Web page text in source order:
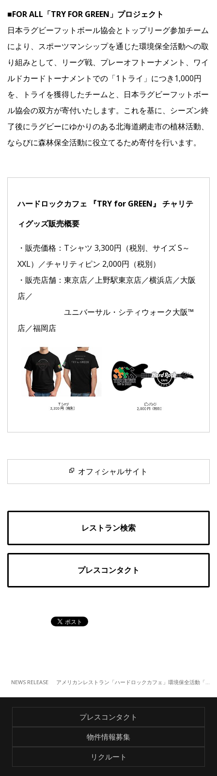
■FOR ALL「TRY FOR GREEN」プロジェクト
日本ラグビーフットボール協会とトップリーグ参加チーム
により、スポーツマンシップを通じた環境保全活動への取
り組みとして、リーグ戦、プレーオフトーナメント、ワイ
ルドカードトーナメントでの「1トライ」につき1,000円
を、トライを獲得したチームと、日本ラグビーフットボー
ル協会の双方が寄付いたします。これを基に、シーズン終
了後にラグビーにゆかりのある北海道網走市の植林活動、
ならびに森林保全活動に役立てるため寄付を行います。
ハードロックカフェ 『TRY for GREEN』 チャリテ
ィグッズ販売概要
・販売価格：Tシャツ 3,300円（税別、サイズ S～
XXL）／チャリティピン 2,000円（税別）
・販売店舗：東京店／上野駅東京店／横浜店／⼤阪
店／
ユニバーサル・シティウォーク大阪™
店／福岡店
オフィシャルサイト
レストラン検索
プレスコンタクト
NEWS RELEASE
プレスコンタクト
物件情報募集
リクルート